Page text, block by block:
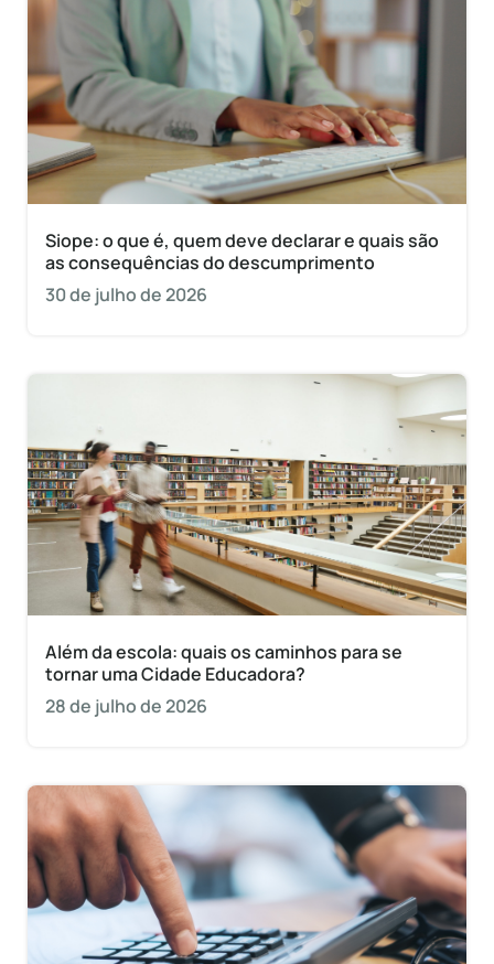
Siope: o que é, quem deve declarar e quais são
as consequências do descumprimento
30 de julho de 2026
Além da escola: quais os caminhos para se
tornar uma Cidade Educadora?
28 de julho de 2026